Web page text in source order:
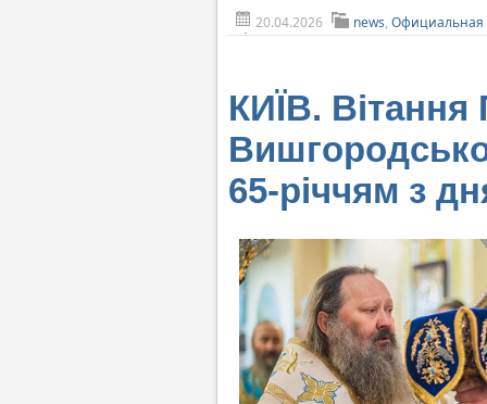
20.04.2026 news, Официальная
КИЇВ.
65-річчям з